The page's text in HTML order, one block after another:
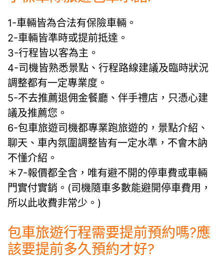
1-車輛皆為合法有保險車輛。
2-車輛皆準時或提前抵達。
3-行程皆以客為主。
4-司機皆熟悉景點、行程路線建議及臨時狀況
調整都有一定專業度。
5-不去推薦退佣金餐廳、伴手禮店，只憑心建
議及推薦您。
6-包車旅遊司機都專業跑旅遊的，景點介紹、
聊天、車內氛圍調整皆有一定水準，不會木訥
不懂介紹。
＊7-報價都全含，唯有避不開的停車費或車輛
門實付實銷。(司機隨車多數能避開停車費用，
所以此收費非常少。)
包車旅遊行程需要提前預約嗎?應
該要提前多久預約才好?